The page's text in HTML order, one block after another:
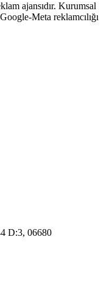
ajansıdır. Kurumsal
Meta reklamcılığı
D:3, 06680